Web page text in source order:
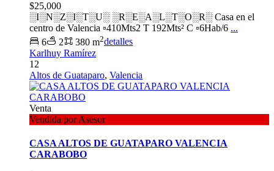
$25,000
░I░N░Z░I░T░U░ ░R░E░A░L░T░O░R░ Casa en el
centro de Valencia ▫️410Mts2 T 192Mts² C ▫️6Hab/6 ...
6
2 380 m2detalles
Karlhuy Ramírez
12
Altos de Guataparo, Valencia
Venta
Vendida por Asesor
CASA ALTOS DE GUATAPARO VALENCIA
CARABOBO